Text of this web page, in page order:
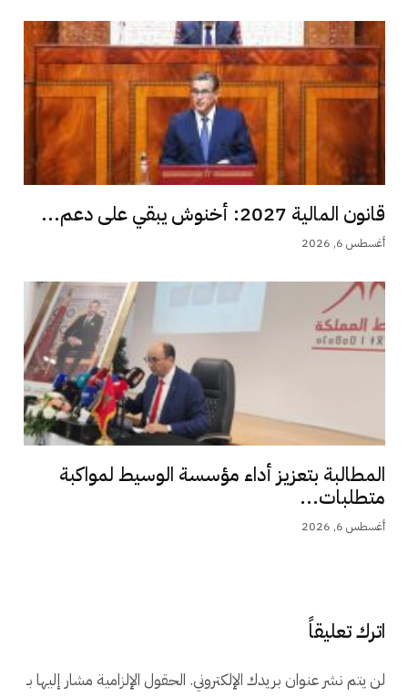
قانون المالية 2027: أخنوش يبقي على دعم...
أغسطس 6, 2026
المطالبة بتعزيز أداء مؤسسة الوسيط لمواكبة
متطلبات...
أغسطس 6, 2026
اترك تعليقاً
لن يتم نشر عنوان بريدك الإلكتروني. الحقول الإلزامية مشار إليها بـ